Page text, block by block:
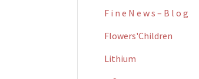
F i n e N e w s – B l o g
Flowers'Children
Lithium